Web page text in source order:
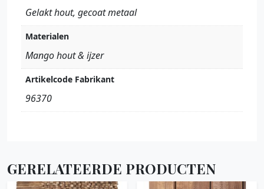
Gelakt hout, gecoat metaal
Materialen
Mango hout & ijzer
Artikelcode Fabrikant
96370
GERELATEERDE PRODUCTEN